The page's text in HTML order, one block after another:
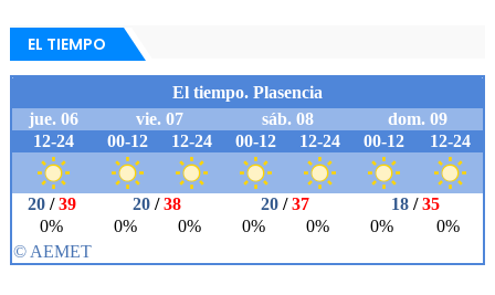
EL TIEMPO